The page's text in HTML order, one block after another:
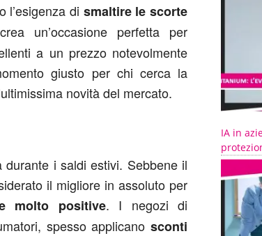
l’esigenza di smaltire le scorte
un’occasione perfetta per
a un prezzo notevolmente
giusto per chi cerca la
novità del mercato.
i saldi estivi. Sebbene il
il migliore in assoluto per
molto positive. I negozi di
spesso applicano sconti
IA in